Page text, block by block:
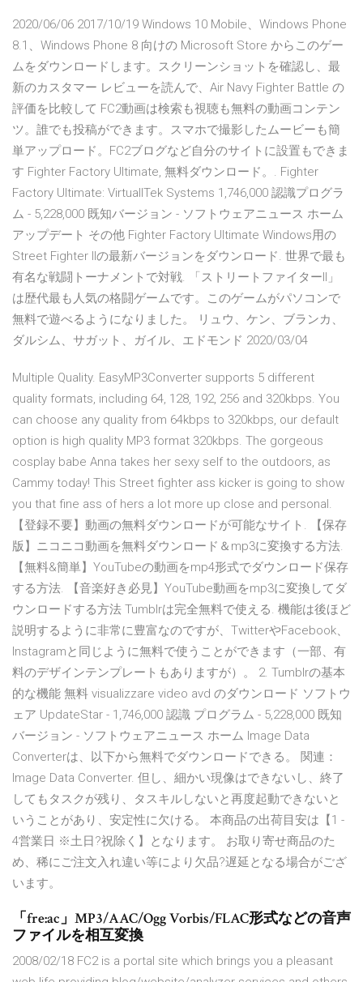
2020/06/06 2017/10/19 Windows 10 Mobile、Windows Phone
8.1、Windows Phone 8 向けの Microsoft Store からこのゲー
ムをダウンロードします。スクリーンショットを確認し、最
新のカスタマー レビューを読んで、Air Navy Fighter Battle の
評価を比較して FC2動画は検索も視聴も無料の動画コンテン
ツ。誰でも投稿ができます。スマホで撮影したムービーも簡
単アップロード。FC2ブログなど自分のサイトに設置もできま
す Fighter Factory Ultimate, 無料ダウンロード。. Fighter
Factory Ultimate: VirtuallTek Systems 1,746,000 認識プログラ
ム - 5,228,000 既知バージョン - ソフトウェアニュース ホーム
アップデート その他 Fighter Factory Ultimate Windows用の
Street Fighter IIの最新バージョンをダウンロード. 世界で最も
有名な戦闘トーナメントで対戦. 「ストリートファイターII」
は歴代最も人気の格闘ゲームです。このゲームがパソコンで
無料で遊べるようになりました。 リュウ、ケン、ブランカ、
ダルシム、サガット、ガイル、エドモンド 2020/03/04
Multiple Quality. EasyMP3Converter supports 5 different
quality formats, including 64, 128, 192, 256 and 320kbps. You
can choose any quality from 64kbps to 320kbps, our default
option is high quality MP3 format 320kbps. The gorgeous
cosplay babe Anna takes her sexy self to the outdoors, as
Cammy today! This Street fighter ass kicker is going to show
you that fine ass of hers a lot more up close and personal.
【登録不要】動画の無料ダウンロードが可能なサイト. 【保存
版】ニコニコ動画を無料ダウンロード＆mp3に変換する方法.
【無料&簡単】YouTubeの動画をmp4形式でダウンロード保存
する方法. 【音楽好き必見】YouTube動画をmp3に変換してダ
ウンロードする方法 Tumblrは完全無料で使える. 機能は後ほど
説明するように非常に豊富なのですが、TwitterやFacebook、
Instagramと同じように無料で使うことができます（一部、有
料のデザインテンプレートもありますが）。 2. Tumblrの基本
的な機能 無料 visualizzare video avd のダウンロード ソフトウ
ェア UpdateStar - 1,746,000 認識 プログラム - 5,228,000 既知
バージョン - ソフトウェアニュース ホーム Image Data
Converterは、以下から無料でダウンロードできる。 関連：
Image Data Converter. 但し、細かい現像はできないし、終了
してもタスクが残り、タスキルしないと再度起動できないと
いうことがあり、安定性に欠ける。 本商品の出荷目安は【1 -
4営業日 ※土日?祝除く】となります。 お取り寄せ商品のた
め、稀にご注文入れ違い等により欠品?遅延となる場合がござ
います。
「fre:ac」MP3/AAC/Ogg Vorbis/FLAC形式などの音声
ファイルを相互変換
2008/02/18 FC2 is a portal site which brings you a pleasant